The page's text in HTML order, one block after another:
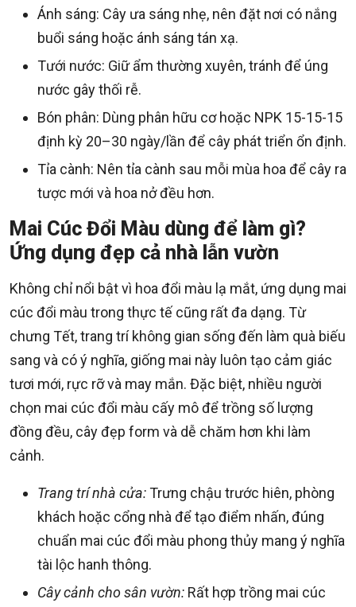
Ánh sáng: Cây ưa sáng nhẹ, nên đặt nơi có nắng
buổi sáng hoặc ánh sáng tán xạ.
Tưới nước: Giữ ẩm thường xuyên, tránh để úng
nước gây thối rễ.
Bón phân: Dùng phân hữu cơ hoặc NPK 15-15-15
định kỳ 20–30 ngày/lần để cây phát triển ổn định.
Tỉa cành: Nên tỉa cành sau mỗi mùa hoa để cây ra
tược mới và hoa nở đều hơn.
Mai Cúc Đổi Màu dùng để làm gì?
Ứng dụng đẹp cả nhà lẫn vườn
Không chỉ nổi bật vì hoa đổi màu lạ mắt, ứng dụng mai
cúc đổi màu trong thực tế cũng rất đa dạng. Từ
chưng Tết, trang trí không gian sống đến làm quà biếu
sang và có ý nghĩa, giống mai này luôn tạo cảm giác
tươi mới, rực rỡ và may mắn. Đặc biệt, nhiều người
chọn mai cúc đổi màu cấy mô để trồng số lượng
đồng đều, cây đẹp form và dễ chăm hơn khi làm
cảnh.
Trang trí nhà cửa:Trưng chậu trước hiên, phòng
khách hoặc cổng nhà để tạo điểm nhấn, đúng
chuẩn mai cúc đổi màu phong thủy mang ý nghĩa
tài lộc hanh thông.
Cây cảnh cho sân vườn: Rất hợp trồng mai cúc